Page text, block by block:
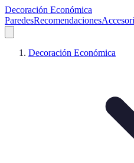
Decoración Económica
ParedesRecomendaciones
Decoración Económica